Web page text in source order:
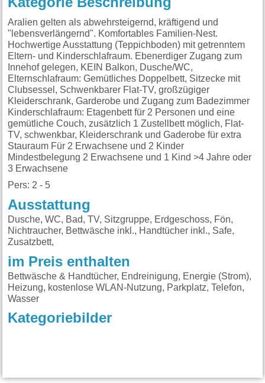
Kategorie Beschreibung
Aralien gelten als abwehrsteigernd, kräftigend und
"lebensverlängernd". Komfortables Familien-Nest.
Hochwertige Ausstattung (Teppichboden) mit getrenntem
Eltern- und Kinderschlafraum. Ebenerdiger Zugang zum
Innehof gelegen, KEIN Balkon, Dusche/WC,
Elternschlafraum: Gemütliches Doppelbett, Sitzecke mit
Clubsessel, Schwenkbarer Flat-TV, großzügiger
Kleiderschrank, Garderobe und Zugang zum Badezimmer
Kinderschlafraum: Etagenbett für 2 Personen und eine
gemütliche Couch, zusätzlich 1 Zustellbett möglich, Flat-
TV, schwenkbar, Kleiderschrank und Gaderobe für extra
Stauraum Für 2 Erwachsene und 2 Kinder
Mindestbelegung 2 Erwachsene und 1 Kind >4 Jahre oder
3 Erwachsene
Pers: 2 - 5
Ausstattung
Dusche, WC, Bad, TV, Sitzgruppe, Erdgeschoss, Fön,
Nichtraucher, Bettwäsche inkl., Handtücher inkl., Safe,
Zusatzbett,
im Preis enthalten
Bettwäsche & Handtücher, Endreinigung, Energie (Strom),
Heizung, kostenlose WLAN-Nutzung, Parkplatz, Telefon,
Wasser
Kategoriebilder